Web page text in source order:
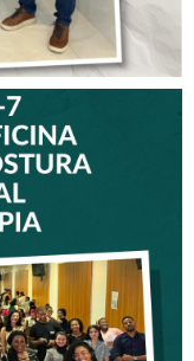
DO
DE
E